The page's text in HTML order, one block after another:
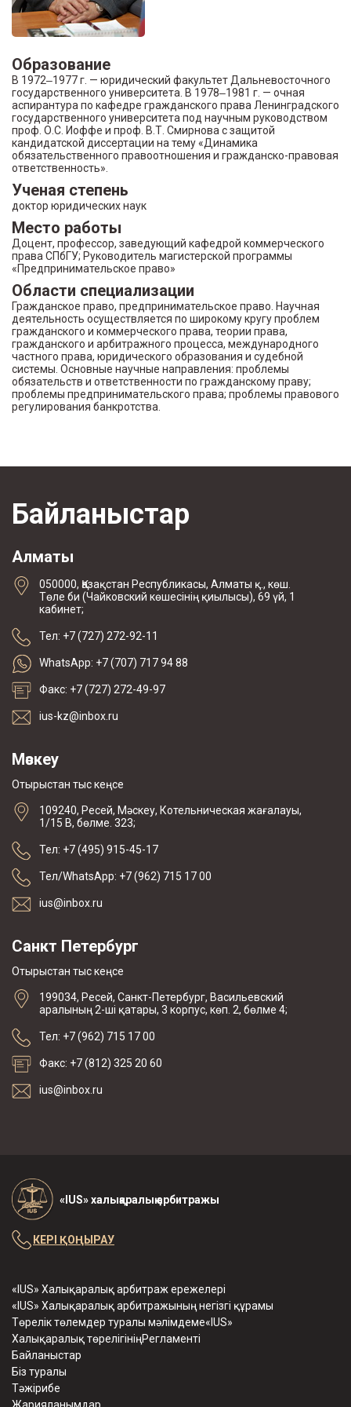
Образование
В 1972‒1977 г. — юридический факультет Дальневосточного
государственного университета. В 1978‒1981 г. — очная
аспирантура по кафедре гражданского права Ленинградского
государственного университета под научным руководством
проф. О.С. Иоффе и проф. В.Т. Смирнова с защитой
кандидатской диссертации на тему «Динамика
обязательственного правоотношения и гражданско-правовая
ответственность».
Ученая степень
доктор юридических наук
Место работы
Доцент, профессор, заведующий кафедрой коммерческого
права СПбГУ; Руководитель магистерской программы
«Предпринимательское право»
Области специализации
Гражданское право, предпринимательское право. Научная
деятельность осуществляется по широкому кругу проблем
гражданского и коммерческого права, теории права,
гражданского и арбитражного процесса, международного
частного права, юридического образования и судебной
системы. Основные научные направления: проблемы
обязательств и ответственности по гражданскому праву;
проблемы предпринимательского права; проблемы правового
регулирования банкротства.
Байланыстар
Алматы
050000, Қазақстан Республикасы, Алматы қ., көш.
Төле би (Чайковский көшесінің қиылысы), 69 үй, 1
кабинет;
Тел: +7 (727) 272-92-11
WhatsApp: +7 (707) 717 94 88
Факс: +7 (727) 272-49-97
ius-kz@inbox.ru
Мәскеу
Отырыстан тыс кеңсе
109240, Ресей, Мәскеу, Котельническая жағалауы,
1/15 В, бөлме. 323;
Тел: +7 (495) 915-45-17
Тел/WhatsApp: +7 (962) 715 17 00
ius@inbox.ru
Санкт Петербург
Отырыстан тыс кеңсе
199034, Ресей, Санкт-Петербург, Васильевский
аралының 2-ші қатары, 3 корпус, көп. 2, бөлме 4;
Тел: +7 (962) 715 17 00
Факс: +7 (812) 325 20 60
ius@inbox.ru
«IUS» халықаралық арбитражы
«IUS» Халықаралық арбитраж ережелері
«IUS» Халықаралық арбитражының негізгі құрамы
Төрелік төлемдер туралы мәлімдеме«IUS»
Халықаралық төрелігініңРегламенті
Байланыстар
Біз туралы
Тәжірибе
КЕРІ ҚОҢЫРАУ